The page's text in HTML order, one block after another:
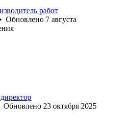
работ
• Обновлено 7 августа
Обновлено 23 октября 2025